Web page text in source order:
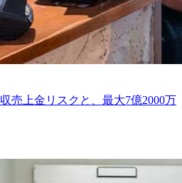
売上金リスクと、最大7億2000万